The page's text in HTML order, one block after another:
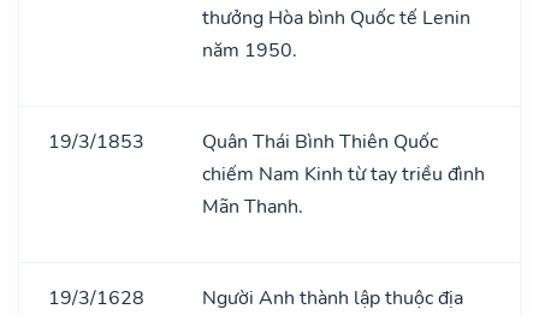
thưởng Hòa bình Quốc tế Lenin
năm 1950.
19/3/1853
Quân Thái Bình Thiên Quốc
chiếm Nam Kinh từ tay triều đình
Mãn Thanh.
19/3/1628
Người Anh thành lập thuộc địa